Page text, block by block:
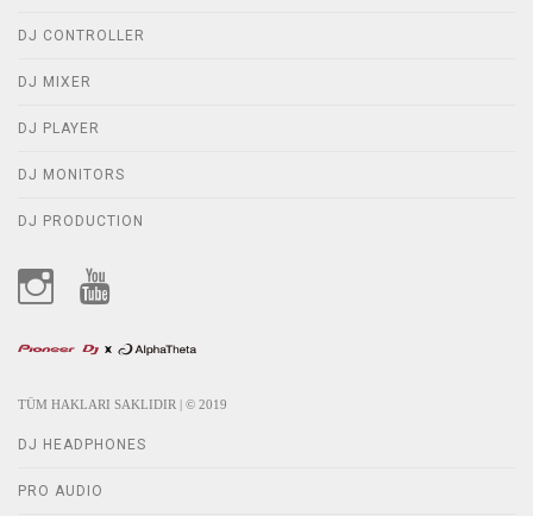
TÜM HAKLARI SAKLIDIR | © 2019
DJ CONTROLLER
DJ MIXER
DJ PLAYER
DJ MONITORS
DJ PRODUCTION
DJ HEADPHONES
PRO AUDIO